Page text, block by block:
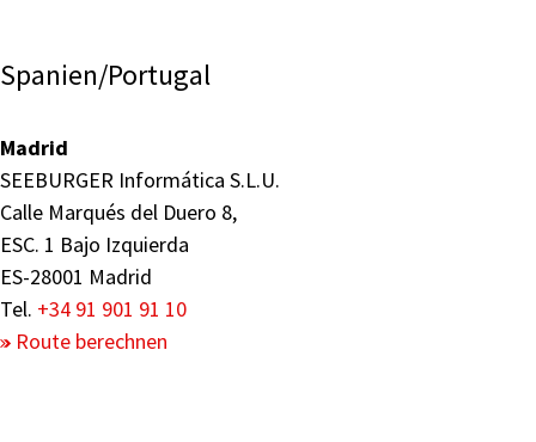
Spanien/Portugal
Madrid
SEEBURGER Informática S.L.U.
Calle Marqués del Duero 8,
ESC. 1 Bajo Izquierda
ES-28001 Madrid
Tel. +34 91 901 91 10
Route berechnen